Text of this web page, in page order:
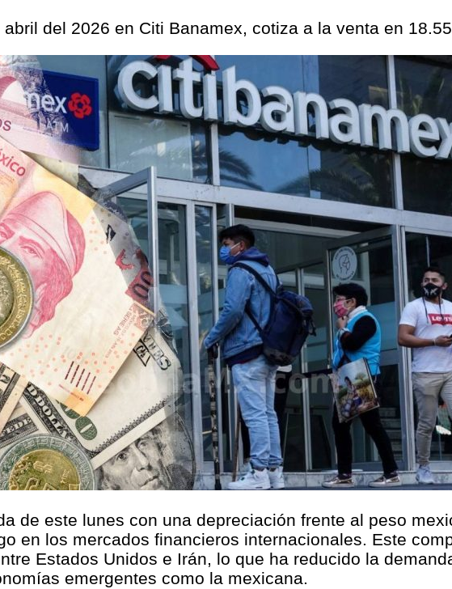
del 2026 en Citi Banamex, cotiza a la venta en
de este lunes con una depreciación frente al peso
en los mercados financieros internacionales. Este
Estados Unidos e Irán, lo que ha reducido la
emergentes como la mexicana.